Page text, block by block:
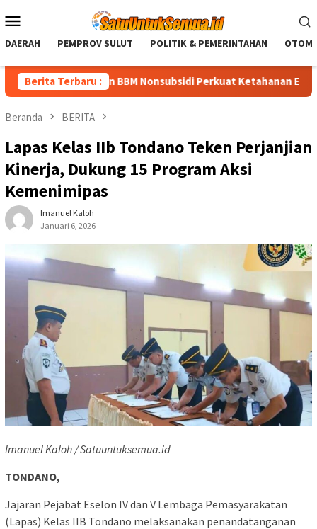
ke
Mobile
DAERAH PEMPROV SULUT POLITIK & PEMERINTAHAN
Berita Terbaru :
Penurunan BBM Nonsubsidi Perkuat Ketahanan Energi Nasional
Beranda BERITA
Lapas Kelas IIb Tondano Teken Perjanjian
Kinerja, Dukung 15 Program Aksi
Kemenimipas
Imanuel Kaloh
Januari 6, 2026
Imanuel Kaloh / Satuuntuksemua.id
TONDANO,
Jajaran Pejabat Eselon IV dan V Lembaga Pemasyarakatan
(Lapas) Kelas IIB Tondano melaksanakan penandatanganan